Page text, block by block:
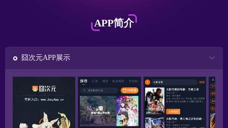
APP简介
囧次元APP展示